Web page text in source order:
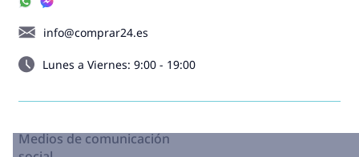
info@comprar24.es
Lunes a Viernes: 9:00 - 19:00
Medios de comunicación